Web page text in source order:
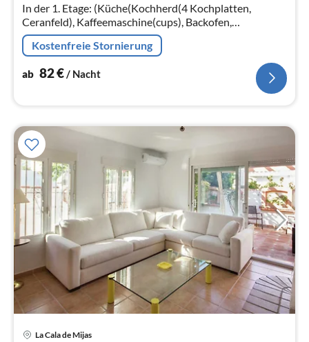
In der 1. Etage: (Küche(Kochherd(4 Kochplatten,
Ceranfeld), Kaffeemaschine(cups), Backofen,
Spülmaschine, Kühl-/Gefrierkombination),
Wohn/Esszimmer(TV), Schlafzimmer(2x Einzelbett)
Kostenfreie Stornierung
ab 82€/ Nacht
La Cala de Mijas